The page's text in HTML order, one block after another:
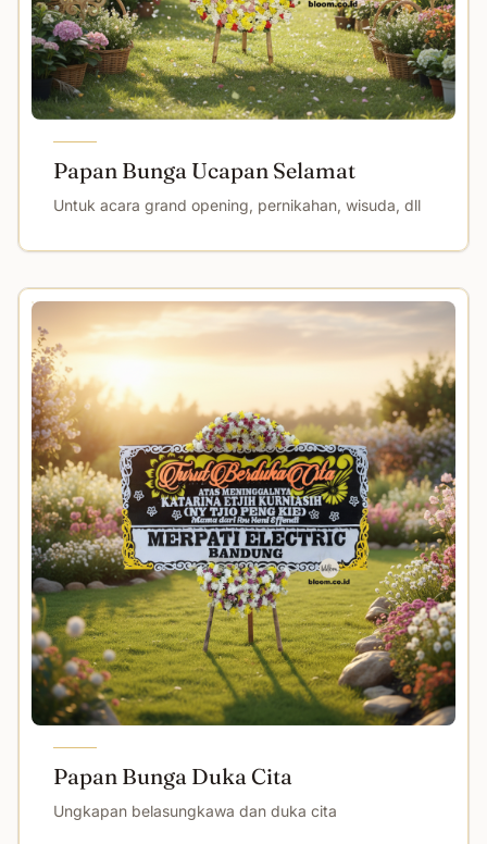
Papan Bunga Ucapan Selamat
Untuk acara grand opening, pernikahan, wisuda, dll
Papan Bunga Duka Cita
Ungkapan belasungkawa dan duka cita